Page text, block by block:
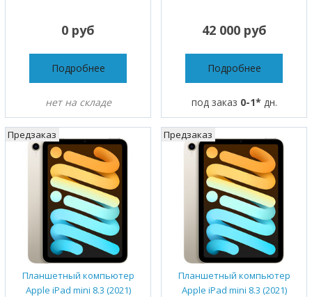
0 руб
Подробнее
нет на складе
42 000 руб
Подробнее
под заказ 0-1* дн.
Планшетный компьютер
Apple iPad mini 8.3 (2021)
Предзаказ
Планшетный компьютер
Apple iPad mini 8.3 (2021)
Предзаказ